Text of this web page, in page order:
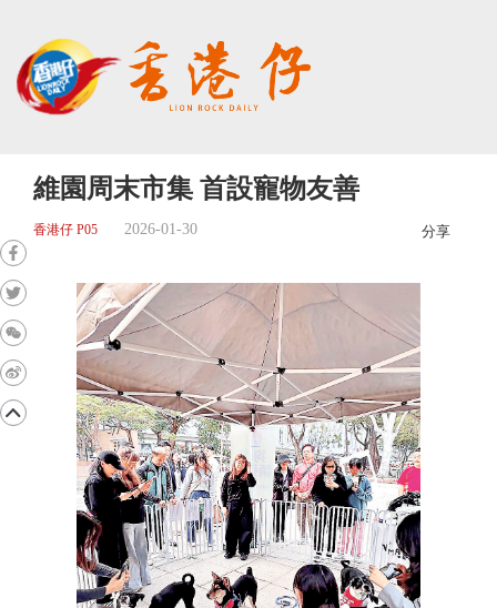
維園周末市集 首設寵物友善
香港仔 P05 2026-01-30 分享